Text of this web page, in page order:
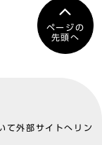
ページの
先頭へ
て外部サイトへリン